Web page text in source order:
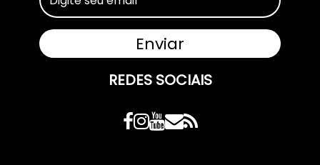
REDES SOCIAIS